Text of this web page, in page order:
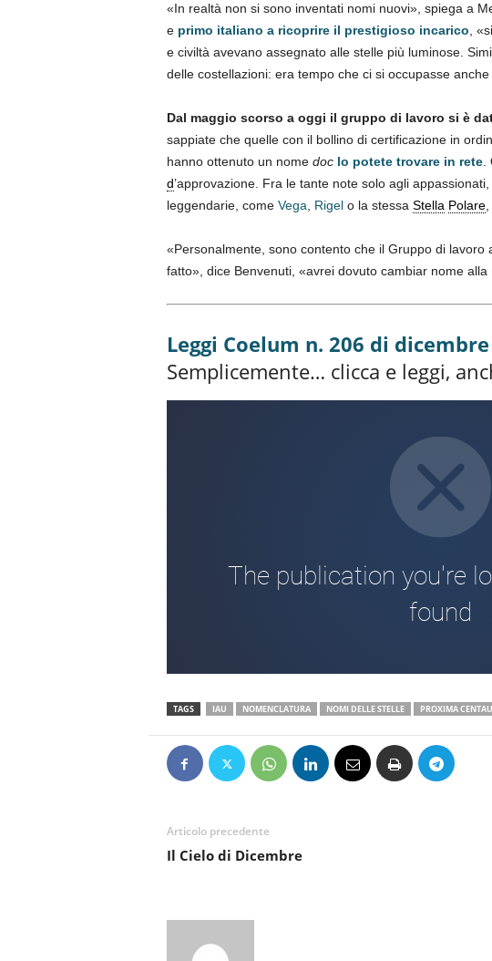
«In realtà non si sono inventati nomi nuovi», spiega a
e primo italiano a ricoprire il prestigioso incarico,
e civiltà avevano assegnato alle stelle più luminose.
delle costellazioni: era tempo che ci si occupasse
Dal maggio scorso a oggi il gruppo di lavoro si è
sappiate che quelle con il bollino di certificazione in
hanno ottenuto un nome doc lo potete trovare in rete.
d’approvazione. Fra le tante note solo agli
leggendarie, come Vega, Rigelo la stessa Stella Polare,
«Personalmente, sono contento che il Gruppo di lavoro
fatto», dice Benvenuti, «avrei dovuto cambiar nome
Leggi Coelum n. 206 di
Semplicemente… clicca e leggi,
TAGS IAU NOMENCLATURA NOMI DELLE STELLE PROXIMA
Articolo precedente
Il Cielo di Dicembre